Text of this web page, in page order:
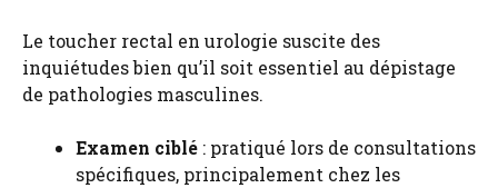
Le toucher rectal en urologie suscite des
inquiétudes bien qu’il soit essentiel au dépistage
de pathologies masculines.
Examen ciblé : pratiqué lors de consultations
spécifiques, principalement chez les